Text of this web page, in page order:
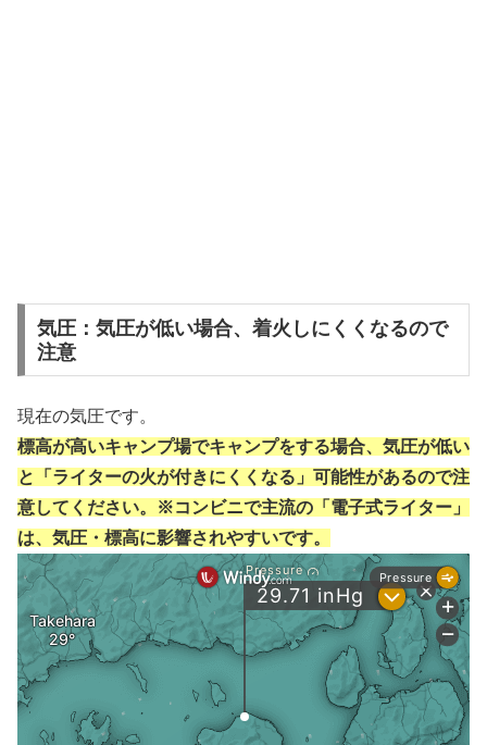
気圧：気圧が低い場合、着火しにくくなるので
注意
現在の気圧です。
標高が高いキャンプ場でキャンプをする場合、気圧が低い
と「ライターの火が付きにくくなる」可能性があるので注
意してください。※コンビニで主流の「電子式ライター」
は、気圧・標高に影響されやすいです。